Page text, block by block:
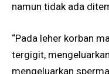
namun tidak ada
“Pada leher korban
tergigit,
mengeluarkan